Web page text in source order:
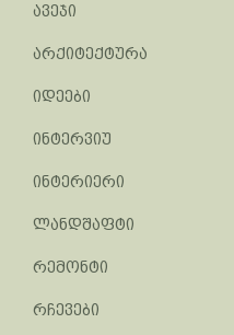
ავეჯი
არქიტექტურა
იდეები
ინტერვიუ
ინტერიერი
ლანდშაფტი
რემონტი
რჩევები